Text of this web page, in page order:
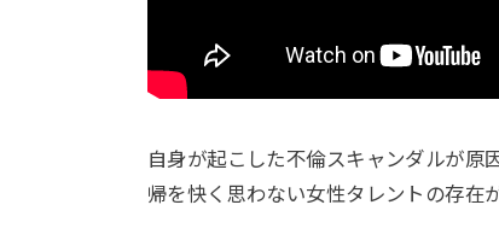
自身が起こした不倫スキャンダルが原
帰を快く思わない女性タレントの存在